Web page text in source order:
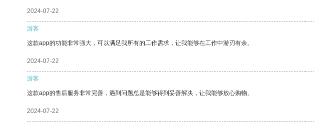
2024-07-22
游客
这款app的功能非常强大，可以满足我所有的工作需求，让我能够在工作中游刃有余。
2024-07-22
游客
这款app的售后服务非常完善，遇到问题总是能够得到妥善解决，让我能够放心购物。
2024-07-22